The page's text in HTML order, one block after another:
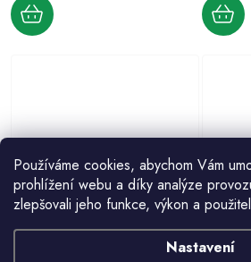
Používáme cookies, abychom Vám
prohlížení webu a díky analýze
zlepšovali jeho funkce, výkon a
Nastavení
Paprika kořeninová sladká
Mrkev k
21 Kč